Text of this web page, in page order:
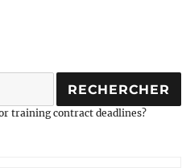
training contract deadlines?